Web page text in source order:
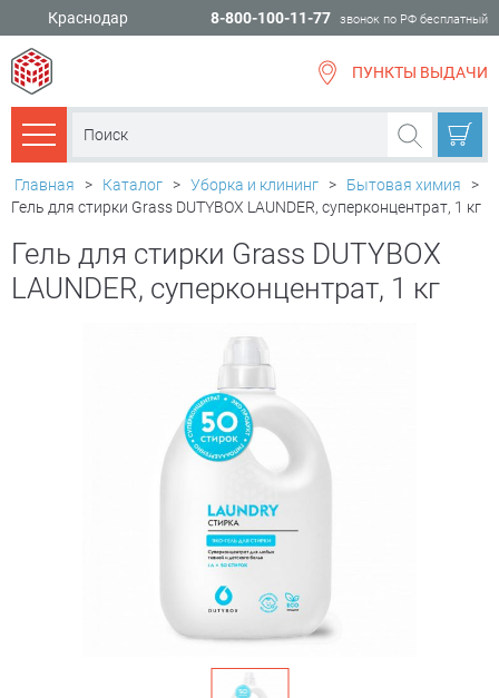
Краснодар 8-800-100-11-77 звонок по РФ бесплатный
ПУНКТЫ ВЫДАЧИ
Каталог товаров
Главная > Каталог > Уборка и клининг > Бытовая химия
>
Гель для стирки Grass DUTYBOX LAUNDER, суперконцентрат, 1 кг
Гель для стирки Grass DUTYBOX
LAUNDER, суперконцентрат, 1 кг